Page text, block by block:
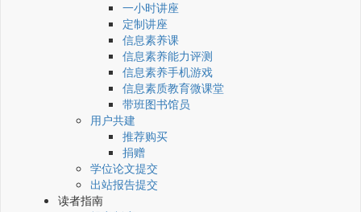
一小时讲座
定制讲座
信息素养课
信息素养能力评测
信息素养手机游戏
信息素质教育微课堂
带班图书馆员
用户共建
推荐购买
捐赠
学位论文提交
出站报告提交
读者指南